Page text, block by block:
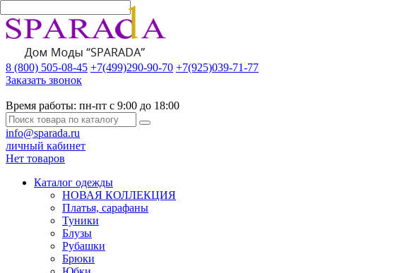
8 (800) 505-08-45 +7(499)290-90-70 +7(925)039-71-77
Заказать звонок
Время работы: пн-пт с 9:00 до 18:00
info@sparada.ru
личный кабинет
Нет товаров
Каталог одежды
НОВАЯ КОЛЛЕКЦИЯ
Платья, сарафаны
Туники
Блузы
Рубашки
Брюки